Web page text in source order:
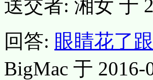
送交者: 湘女 于
回答: 眼睛花了
BigMac 于 2016-